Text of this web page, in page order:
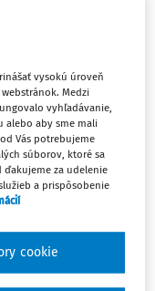
rámec
Standard for
ktorý má malým a
v
partnerov
európske
ale pre SME ich
o praktický
vysokú úroveň
Medzi
vyhľadávanie,
alebo aby sme mali
Vás potrebujeme
súborov, ktoré sa
ďakujeme za udelenie
a prispôsobenie
cookie